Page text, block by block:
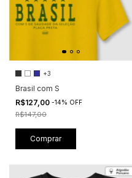
+3
Brasil com S
R$127,00 -14% OFF
R$147,00
Comprar